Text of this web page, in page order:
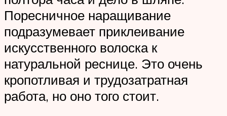
Поресничное наращивание
подразумевает приклеивание
искусственного волоска к
натуральной реснице. Это очень
кропотливая и трудозатратная
работа, но оно того стоит.